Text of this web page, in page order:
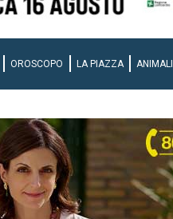
OROSCOPO LA PIAZZA ANIMALI